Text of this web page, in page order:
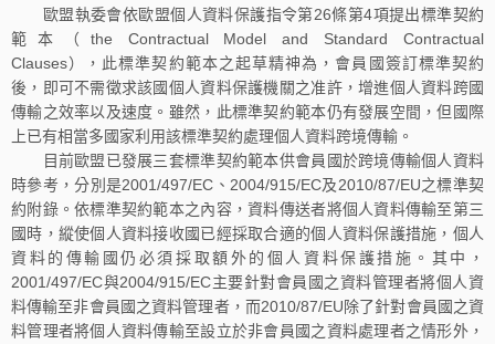
歐盟執委會依歐盟個人資料保護指令第26條第4項提出標準契約
範本（the Contractual Model and Standard Contractual
Clauses），此標準契約範本之起草精神為，會員國簽訂標準契約
後，即可不需徵求該國個人資料保護機關之准許，增進個人資料跨國
傳輸之效率以及速度。雖然，此標準契約範本仍有發展空間，但國際
上已有相當多國家利用該標準契約處理個人資料跨境傳輸。
目前歐盟已發展三套標準契約範本供會員國於跨境傳輸個人資料
時參考，分別是2001/497/EC、2004/915/EC及2010/87/EU之標準契
約附錄。依標準契約範本之內容，資料傳送者將個人資料傳輸至第三
國時，縱使個人資料接收國已經採取合適的個人資料保護措施，個人
資料的傳輸國仍必須採取額外的個人資料保護措施。其中，
2001/497/EC與2004/915/EC主要針對會員國之資料管理者將個人資
料傳輸至非會員國之資料管理者，而2010/87/EU除了針對會員國之資
料管理者將個人資料傳輸至設立於非會員國之資料處理者之情形外，